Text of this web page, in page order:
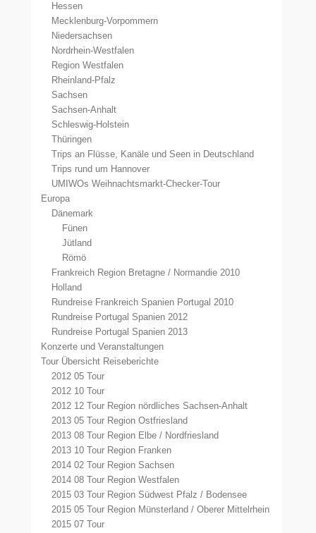
Hessen
Mecklenburg-Vorpommern
Niedersachsen
Nordrhein-Westfalen
Region Westfalen
Rheinland-Pfalz
Sachsen
Sachsen-Anhalt
Schleswig-Holstein
Thüringen
Trips an Flüsse, Kanäle und Seen in Deutschland
Trips rund um Hannover
UMIWOs Weihnachtsmarkt-Checker-Tour
Europa
Dänemark
Fünen
Jütland
Römö
Frankreich Region Bretagne / Normandie 2010
Holland
Rundreise Frankreich Spanien Portugal 2010
Rundreise Portugal Spanien 2012
Rundreise Portugal Spanien 2013
Konzerte und Veranstaltungen
Tour Übersicht Reiseberichte
2012 05 Tour
2012 10 Tour
2012 12 Tour Region nördliches Sachsen-Anhalt
2013 05 Tour Region Ostfriesland
2013 08 Tour Region Elbe / Nordfriesland
2013 10 Tour Region Franken
2014 02 Tour Region Sachsen
2014 08 Tour Region Westfalen
2015 03 Tour Region Südwest Pfalz / Bodensee
2015 05 Tour Region Münsterland / Oberer Mittelrhein
2015 07 Tour